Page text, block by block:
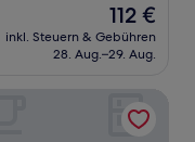
Der
Preis
beträgt
112 €
inkl. Steuern & Gebühren
28. Aug.–29. Aug.